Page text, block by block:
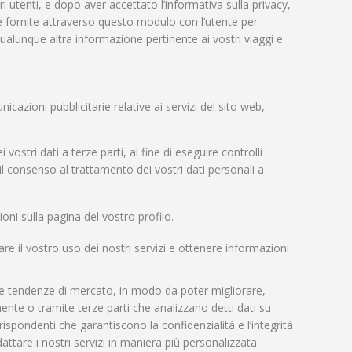
e dopo aver accettato l’informativa sulla privacy,
attraverso questo modulo con l’utente per
altra informazione pertinente ai vostri viaggi e
pubblicitarie relative ai servizi del sito web,
vostri dati a terze parti, al fine di eseguire controlli
al trattamento dei vostri dati personali a
sulla pagina del vostro profilo.
il vostro uso dei nostri servizi e ottenere informazioni
tendenze di mercato, in modo da poter migliorare,
o tramite terze parti che analizzano detti dati su
che garantiscono la confidenzialità e l’integrità
i nostri servizi in maniera più personalizzata.